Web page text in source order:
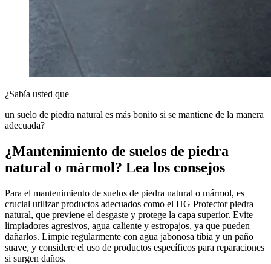
¿Sabía usted que
un suelo de piedra natural es más bonito si se mantiene de la manera
adecuada?
¿Mantenimiento de suelos de piedra
natural o mármol? Lea los consejos
Para el mantenimiento de suelos de piedra natural o mármol, es
crucial utilizar productos adecuados como el HG Protector piedra
natural, que previene el desgaste y protege la capa superior. Evite
limpiadores agresivos, agua caliente y estropajos, ya que pueden
dañarlos. Limpie regularmente con agua jabonosa tibia y un paño
suave, y considere el uso de productos específicos para reparaciones
si surgen daños.